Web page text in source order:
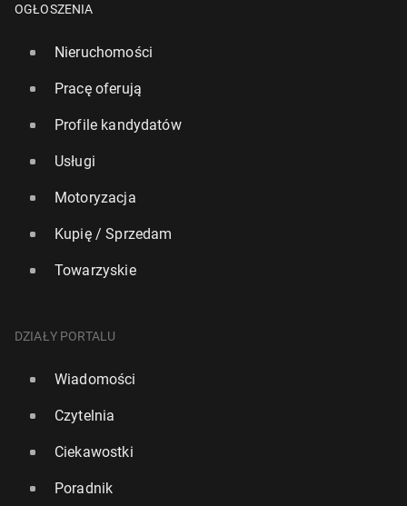
OGŁOSZENIA
Nieruchomości
Pracę oferują
Profile kandydatów
Usługi
Motoryzacja
Kupię / Sprzedam
Towarzyskie
DZIAŁY PORTALU
Wiadomości
Czytelnia
Ciekawostki
Poradnik